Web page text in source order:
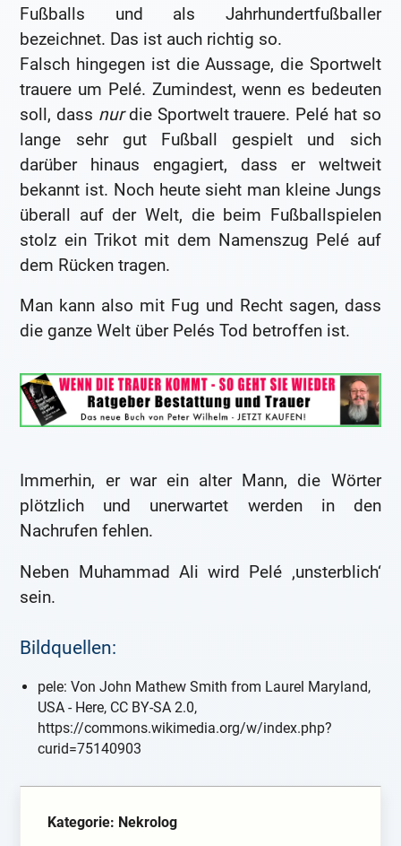
Fußballs und als Jahrhundertfußballer
bezeichnet. Das ist auch richtig so.
Falsch hingegen ist die Aussage, die Sportwelt
trauere um Pelé. Zumindest, wenn es bedeuten
soll, dass nurdie Sportwelt trauere. Pelé hat so
lange sehr gut Fußball gespielt und sich
darüber hinaus engagiert, dass er weltweit
bekannt ist. Noch heute sieht man kleine Jungs
überall auf der Welt, die beim Fußballspielen
stolz ein Trikot mit dem Namenszug Pelé auf
dem Rücken tragen.
Man kann also mit Fug und Recht sagen, dass
die ganze Welt über Pelés Tod betroffen ist.
Immerhin, er war ein alter Mann, die Wörter
plötzlich und unerwartet werden in den
Nachrufen fehlen.
Neben Muhammad Ali wird Pelé ‚unsterblich‘
sein.
Bildquellen:
pele: Von John Mathew Smith from Laurel Maryland,
USA - Here, CC BY-SA 2.0,
https://commons.wikimedia.org/w/index.php?
curid=75140903
Kategorie: Nekrolog